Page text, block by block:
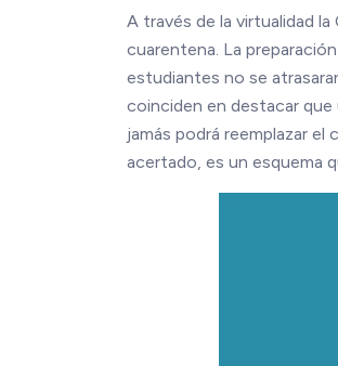
A través de la virtualidad
cuarentena. La
estudiantes no se
coinciden en destacar que
jamás podrá reemplazar
acertado, es un esquema